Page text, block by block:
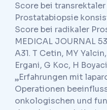
Score bei
Prostatabiopsie
Score bei radikaler
MEDICAL JOURNAL
A31. T Cetin, MY
Ergani, G Koc, H
„Erfahrungen mit
Operationen
onkologischen und